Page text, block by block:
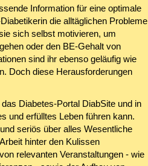
Information für eine optimale
die alltäglichen Probleme
sich selbst motivieren, um
oder den BE-Gehalt von
sind ihr ebenso geläufig wie
Doch diese Herausforderungen
Diabetes-Portal DiabSite und in
und erfülltes Leben führen kann.
seriös über alles Wesentliche
hinter den Kulissen
relevanten Veranstaltungen - wie